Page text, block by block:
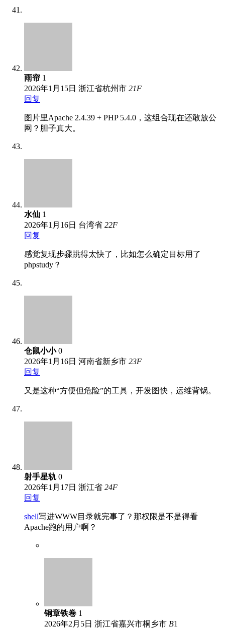
雨帘 1
2026年1月15日 浙江省杭州市 21F
回复
图片里Apache 2.4.39 + PHP 5.4.0，这组合现在还敢放公
网？胆子真大。
水仙 1
2026年1月16日 台湾省 22F
回复
感觉复现步骤跳得太快了，比如怎么确定目标用了
phpstudy？
仓鼠小小 0
2026年1月16日 河南省新乡市 23F
回复
又是这种“方便但危险”的工具，开发图快，运维背锅。
射手星轨 0
2026年1月17日 浙江省 24F
回复
shell写进WWW目录就完事了？那权限是不是得看
Apache跑的用户啊？
铜章铁卷 1
2026年2月5日 浙江省嘉兴市桐乡市 B1